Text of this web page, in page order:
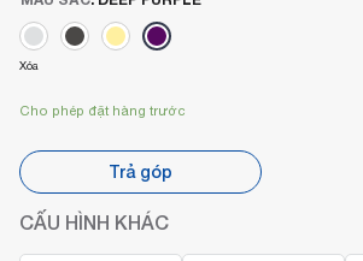
Xóa
Cho phép đặt hàng trước
Trả góp
CẤU HÌNH KHÁC